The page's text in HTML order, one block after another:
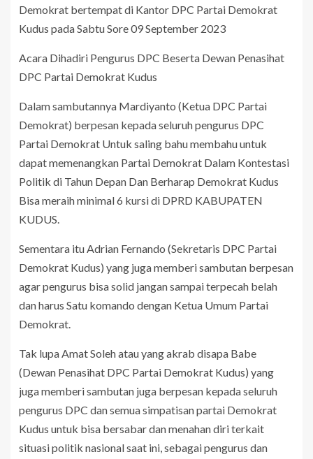
Demokrat bertempat di Kantor DPC Partai Demokrat
Kudus pada Sabtu Sore 09 September 2023
Acara Dihadiri Pengurus DPC Beserta Dewan Penasihat
DPC Partai Demokrat Kudus
Dalam sambutannya Mardiyanto (Ketua DPC Partai
Demokrat) berpesan kepada seluruh pengurus DPC
Partai Demokrat Untuk saling bahu membahu untuk
dapat memenangkan Partai Demokrat Dalam Kontestasi
Politik di Tahun Depan Dan Berharap Demokrat Kudus
Bisa meraih minimal 6 kursi di DPRD KABUPATEN
KUDUS.
Sementara itu Adrian Fernando (Sekretaris DPC Partai
Demokrat Kudus) yang juga memberi sambutan berpesan
agar pengurus bisa solid jangan sampai terpecah belah
dan harus Satu komando dengan Ketua Umum Partai
Demokrat.
Tak lupa Amat Soleh atau yang akrab disapa Babe
(Dewan Penasihat DPC Partai Demokrat Kudus) yang
juga memberi sambutan juga berpesan kepada seluruh
pengurus DPC dan semua simpatisan partai Demokrat
Kudus untuk bisa bersabar dan menahan diri terkait
situasi politik nasional saat ini, sebagai pengurus dan